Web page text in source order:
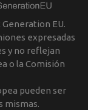
EU.
expresadas
y no reflejan
o la Comisión
pueden ser
mismas.